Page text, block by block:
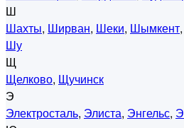
Ш
Шахты, Ширван, Шеки, Шымкент,
Шу
Щ
Щелково, Щучинск
Э
Электросталь, Элиста, Энгельс,